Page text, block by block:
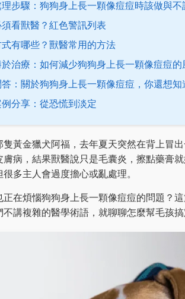
理步驟：狗狗身上長一顆像痘痘時該做與不
看獸醫？紅色警訊列表
有哪些？獸醫常用的方法
治療：如何減少狗狗身上長一顆像痘痘的
：關於狗狗身上長一顆像痘痘，你還想知
分享：從恐慌到淡定
隻黃金獵犬阿福，去年夏天突然在背上冒
膚病，結果獸醫說只是毛囊炎，擦點藥膏
多主人會過度擔心或亂處理。
正在煩惱狗狗身上長一顆像痘痘的問題？
不講複雜的醫學術語，就聊聊怎麼幫毛孩搞